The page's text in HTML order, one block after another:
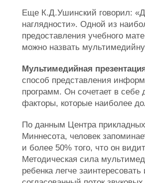
Еще К.Д.Ушинский говорил:
наглядности». Одной из
предоставления учебного
можно назвать
Мультимедийная
способ представления
программ. Он сочетает в себе
факторы, которые наиболее
По данным Центра
Миннесота, человек
и более 50% того, что он
Методическая сила
ребенка легче